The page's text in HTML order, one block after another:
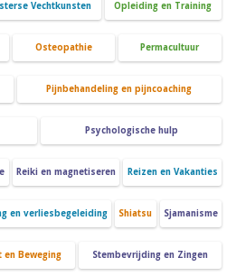
Vechtkunsten Opleiding en Training
Osteopathie Permacultuur
Pijnbehandeling en pijncoaching
Psychologische hulp
Reiki en magnetiseren Reizen en Vakanties
en verliesbegeleiding Shiatsu Sjamanisme
en Beweging Stembevrijding en Zingen